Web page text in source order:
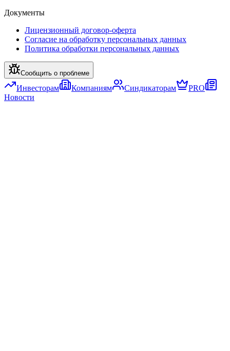
Документы
Лицензионный договор-оферта
Согласие на обработку персональных данных
Политика обработки персональных данных
Сообщить о проблеме
Инвесторам Компаниям Синдикаторам
PRO
Новости